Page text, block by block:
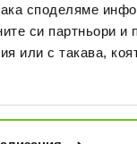
споделяме
си партньори и
или с такава,